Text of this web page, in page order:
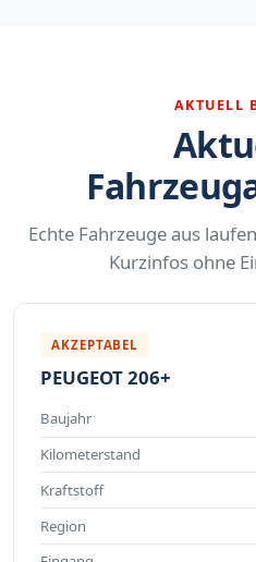
AKTUELL
Echte Fahrzeuge aus
Kurzinfos ohne
AKZEPTABEL
PEUGEOT 206+
Baujahr
Kilometerstand
Kraftstoff
Region